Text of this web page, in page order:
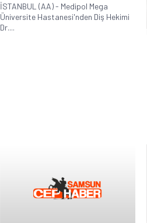
İSTANBUL (AA) - Medipol Mega
Üniversite Hastanesi'nden Diş Hekimi
Dr....